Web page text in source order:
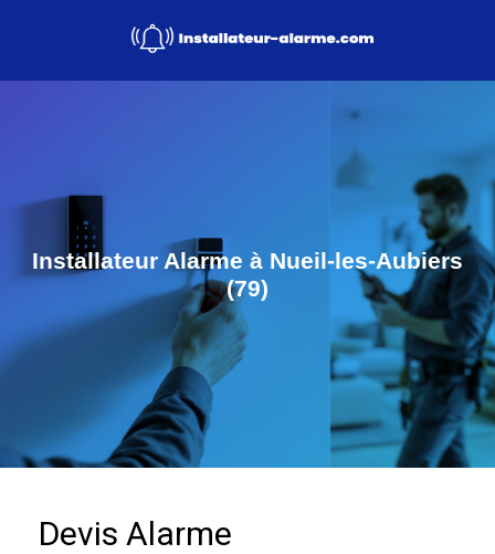
Installateur Alarme à Nueil-les-Aubiers
(79)
Devis Alarme